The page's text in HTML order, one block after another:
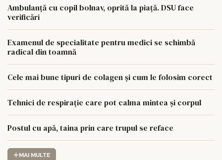
Ambulanță cu copil bolnav, oprită la piață. DSU face
verificări
Examenul de specialitate pentru medici se schimbă
radical din toamnă
Cele mai bune tipuri de colagen și cum le folosim corect
Tehnici de respirație care pot calma mintea și corpul
Postul cu apă, taina prin care trupul se reface
MAI MULTE